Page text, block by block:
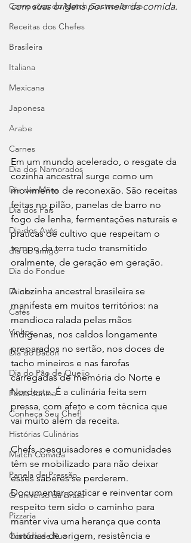
Campeões do Match Gastronômico
Receitas dos Chefes
Brasileira
Italiana
Mexicana
Japonesa
Arabe
Carnes
Dia dos Namorados
Dia das Mães
Dia dos Pais
Dia dos Avós
dia do amigo
Dia do Fondue
Drinks
Cafés
Vinhos
Dia do Bacon
Dia do Pão de Queijo
Festa Junina
Conheça Seu Chef!
Histórias Culinárias
Match Convida
Panela de Pressão
O universo da Brasa
Pizzaria
Comida de Rua
com suas origens por meio da comida.
Em um mundo acelerado, o resgate da
cozinha ancestral surge como um
movimento de reconexão. São receitas
feitas no pilão, panelas de barro no
fogo de lenha, fermentações naturais e
práticas de cultivo que respeitam o
tempo da terra tudo transmitido
oralmente, de geração em geração.
A cozinha ancestral brasileira se
manifesta em muitos territórios: na
mandioca ralada pelas mãos
indígenas, nos caldos longamente
preparados no sertão, nos doces de
tacho mineiros e nas farofas
carregadas de memória do Norte e
Nordeste. É a culinária feita sem
pressa, com afeto e com técnica que
vai muito além da receita.
Chefs, pesquisadores e comunidades
têm se mobilizado para não deixar
esses saberes se perderem.
Documentar, praticar e reinventar com
respeito tem sido o caminho para
manter viva uma herança que conta
histórias de origem, resistência e